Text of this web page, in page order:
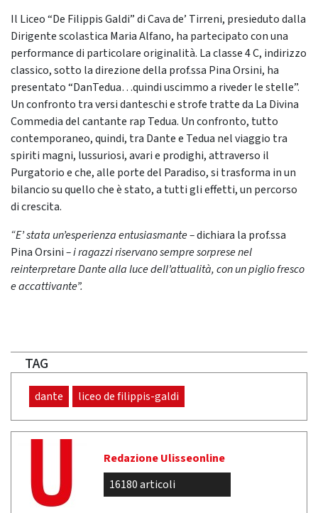
Il Liceo “De Filippis Galdi” di Cava de’ Tirreni, presieduto dalla
Dirigente scolastica Maria Alfano, ha partecipato con una
performance di particolare originalità. La classe 4 C, indirizzo
classico, sotto la direzione della prof.ssa Pina Orsini, ha
presentato “DanTedua…quindi uscimmo a riveder le stelle”.
Un confronto tra versi danteschi e strofe tratte da La Divina
Commedia del cantante rap Tedua. Un confronto, tutto
contemporaneo, quindi, tra Dante e Tedua nel viaggio tra
spiriti magni, lussuriosi, avari e prodighi, attraverso il
Purgatorio e che, alle porte del Paradiso, si trasforma in un
bilancio su quello che è stato, a tutti gli effetti, un percorso
di crescita.
“E’ stata un’esperienza entusiasmante –dichiara la prof.ssa
Pina Orsini– i ragazzi riservano sempre sorprese nel
reinterpretare Dante alla luce dell’attualità, con un piglio fresco
e accattivante”.
TAG
dante liceo de filippis-galdi
Redazione Ulisseonline
16180 articoli